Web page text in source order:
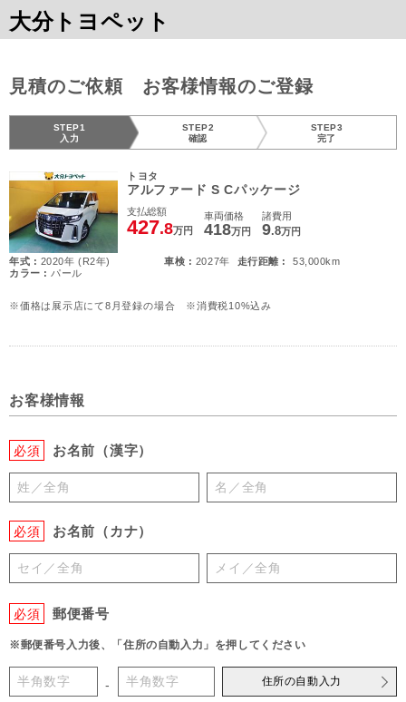
大分トヨペット
見積のご依頼 お客様情報のご登録
STEP1
入力
STEP2
確認
STEP3
完了
トヨタ
アルファード S Cパッケージ
支払総額
427.8万円
車両価格
418万円
諸費用
9.8万円
年式 : 2020年 (R2年) 車検 : 2027年 走行距離 :
53,000km
カラー : パール
※価格は展示店にて8月登録の場合 ※消費税10%込み
お客様情報
必須 お名前（漢字）
必須 お名前（カナ）
必須 郵便番号
※郵便番号入力後、「住所の自動入力」を押してください
- 住所の自動入力